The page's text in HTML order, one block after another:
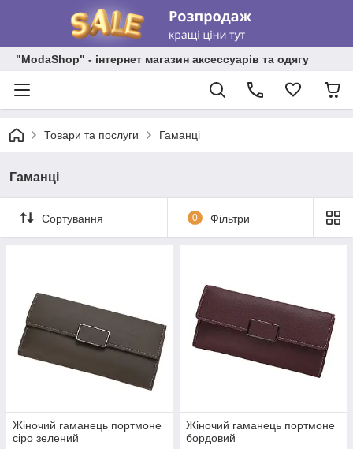
"ModaShop" - інтернет магазин аксессуарів та одягу
Товари та послуги Гаманці
Гаманці
Сортування 0 Фільтри
Жіночий гаманець портмоне
сіро зелений
Жіночий гаманець портмоне
бордовий